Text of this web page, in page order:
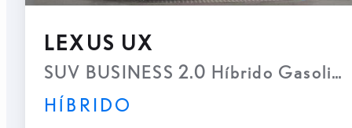
LEXUS UX
SUV BUSINESS 2.0 Híbrido
HÍBRIDO